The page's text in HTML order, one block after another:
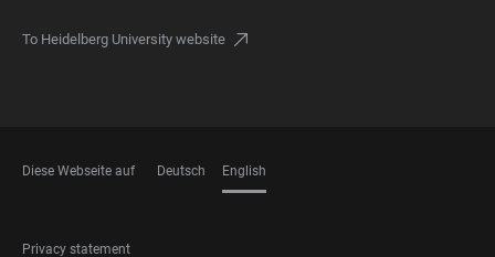
To Heidelberg University website
Diese Webseite auf Deutsch English
FOOTER
Privacy statement